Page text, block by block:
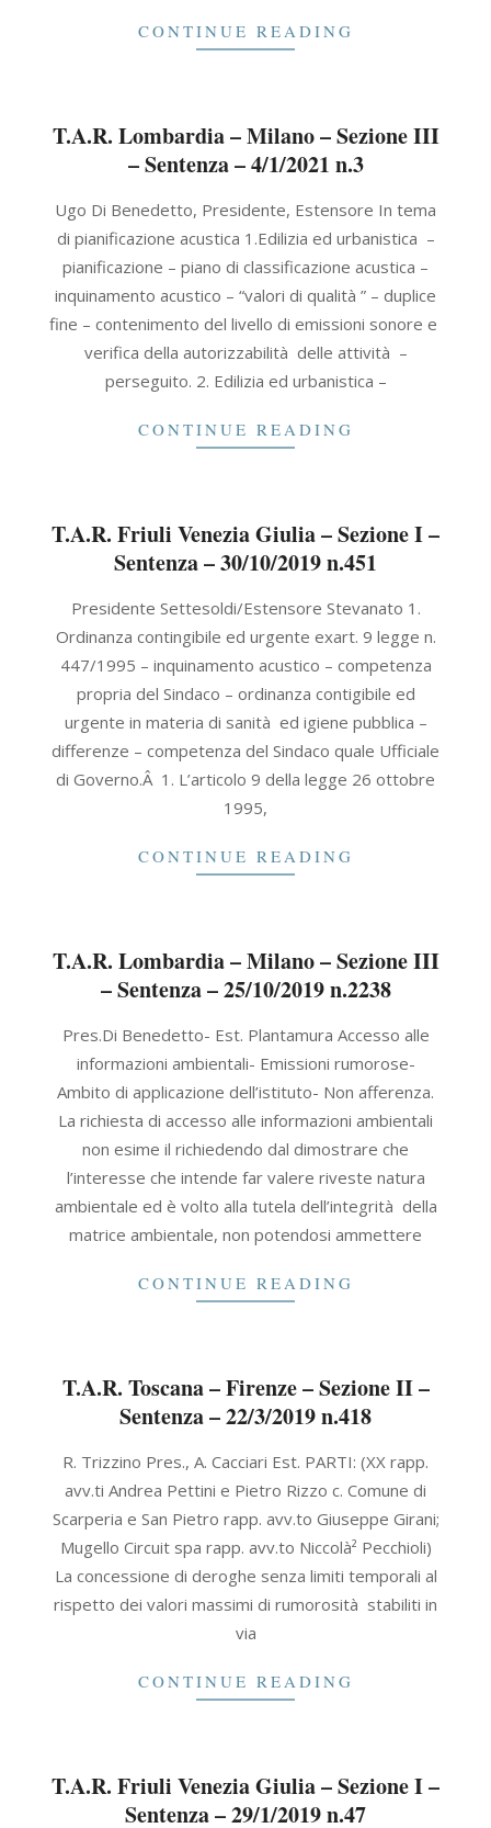
CONTINUE READING
T.A.R. Lombardia – Milano – Sezione III
– Sentenza – 4/1/2021 n.3
01-
04
Ugo Di Benedetto, Presidente, Estensore In tema
di pianificazione acustica 1.Edilizia ed urbanistica –
pianificazione – piano di classificazione acustica –
inquinamento acustico – “valori di qualità ” – duplice
fine – contenimento del livello di emissioni sonore e
verifica della autorizzabilità delle attività –
perseguito. 2. Edilizia ed urbanistica –
CONTINUE READING
T.A.R. Friuli Venezia Giulia – Sezione I –
Sentenza – 30/10/2019 n.451
10-
30
Presidente Settesoldi/Estensore Stevanato 1.
Ordinanza contingibile ed urgente exart. 9 legge n.
447/1995 – inquinamento acustico – competenza
propria del Sindaco – ordinanza contigibile ed
urgente in materia di sanità ed igiene pubblica –
differenze – competenza del Sindaco quale Ufficiale
di Governo.Â 1. L’articolo 9 della legge 26 ottobre
1995,
CONTINUE READING
T.A.R. Lombardia – Milano – Sezione III
– Sentenza – 25/10/2019 n.2238
10-
Pres.Di Benedetto- Est. Plantamura Accesso alle
informazioni ambientali- Emissioni rumorose-
Ambito di applicazione dell’istituto- Non afferenza.
La richiesta di accesso alle informazioni ambientali
non esime il richiedendo dal dimostrare che
l’interesse che intende far valere riveste natura
ambientale ed è volto alla tutela dell’integrità della
matrice ambientale, non potendosi ammettere
CONTINUE READING
T.A.R. Toscana – Firenze – Sezione II –
Sentenza – 22/3/2019 n.418
03-
22
R. Trizzino Pres., A. Cacciari Est. PARTI: (XX rapp.
avv.ti Andrea Pettini e Pietro Rizzo c. Comune di
Scarperia e San Pietro rapp. avv.to Giuseppe Girani;
Mugello Circuit spa rapp. avv.to Niccolà² Pecchioli)
La concessione di deroghe senza limiti temporali al
rispetto dei valori massimi di rumorosità stabiliti in
via
CONTINUE READING
T.A.R. Friuli Venezia Giulia – Sezione I –
Sentenza – 29/1/2019 n.47